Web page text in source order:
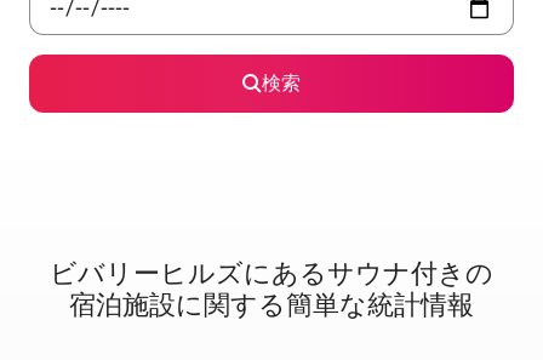
検索
ビバリーヒルズに⁠あ⁠るサ⁠ウ⁠ナ⁠付⁠き⁠の
宿⁠泊⁠施⁠設⁠に関⁠す⁠る簡⁠単⁠な統⁠計⁠情⁠報